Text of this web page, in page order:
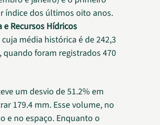
índice dos últimos oito anos.
Recursos Hídricos
média histórica é de 242,3
quando foram registrados 470
um desvio de 51.2% em
179.4 mm. Esse volume, no
e no espaço. Enquanto o